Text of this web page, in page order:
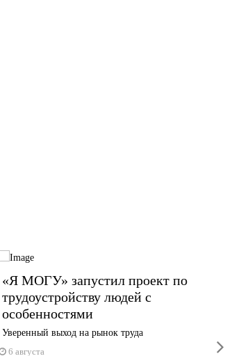
«Я МОГУ» запустил проект по
трудоустройству людей с
особенностями
Уверенный выход на рынок труда
6 августа